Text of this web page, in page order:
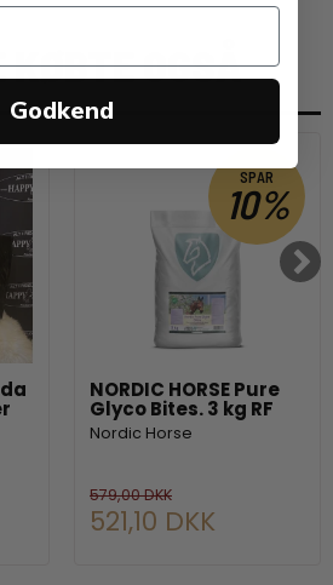
KØBTE OGSÅ
SPAR
10%
NORDIC HORSE Pure
Glyco Bites. 3 kg RF
Nordic Horse
579,00 DKK
521,10 DKK
Godkend